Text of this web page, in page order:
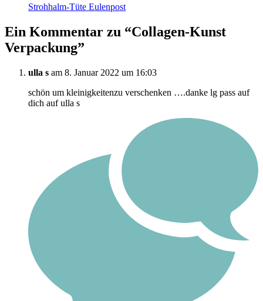
Strohhalm-Tüte Eulenpost
Ein Kommentar zu “Collagen-Kunst
Verpackung”
ulla s am 8. Januar 2022 um 16:03
schön um kleinigkeitenzu verschenken ….danke lg pass auf
dich auf ulla s